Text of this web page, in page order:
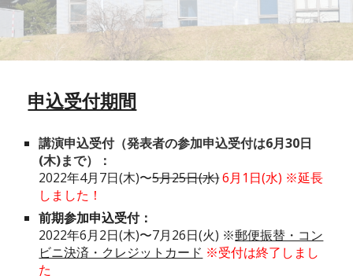
申込受付期間
講演申込受付（発表者の参加申込受付は6月30日
(木)まで）：
2022年4月7日(木)〜5月25日(水)6月1日(水) ※延長
しました！
前期参加申込受付：
2022年6月2日(木)〜7月26日(火) ※郵便振替・コン
ビニ決済・クレジットカード ※受付は終了しまし
た